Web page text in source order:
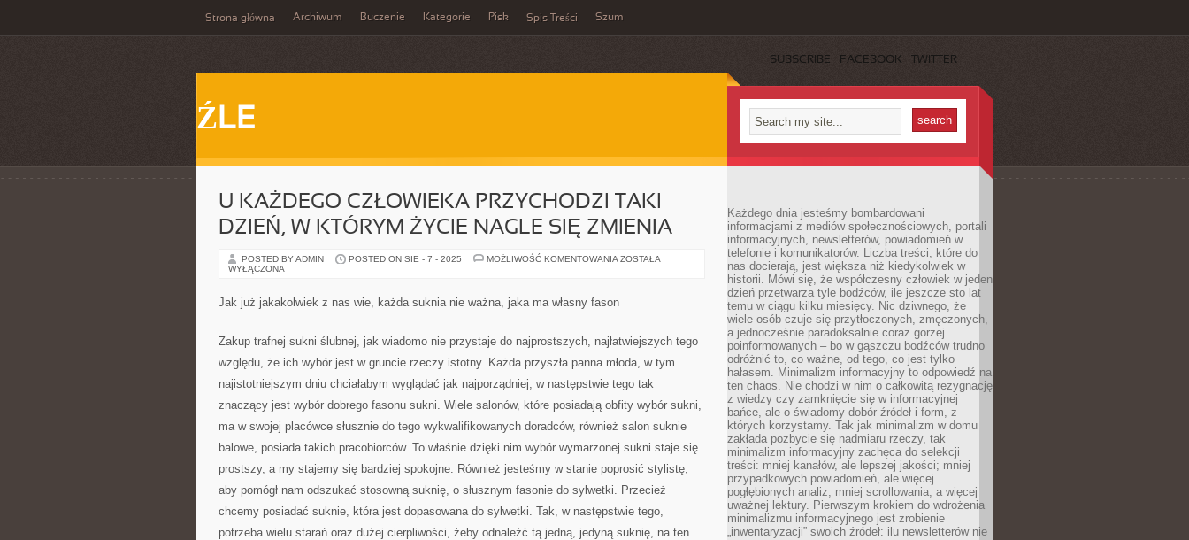
Strona główna Archiwum Buczenie Kategorie Pisk Spis Treści Szum
SUBSCRIBE FACEBOOK TWITTER
ŹLE
U KAŻDEGO CZŁOWIEKA PRZYCHODZI TAKI
DZIEŃ, W KTÓRYM ŻYCIE NAGLE SIĘ ZMIENIA
POSTED BY ADMIN POSTED ON SIE - 7 - 2025 MOŻLIWOŚĆ KOMENTOWANIA U
ŻYCIE
NAGLE
ZMIENIA
ZOSTAŁA
WYŁĄCZONA
Jak już jakakolwiek z nas wie, każda suknia nie ważna, jaka ma własny fason
Zakup trafnej sukni ślubnej, jak wiadomo nie przystaje do najprostszych, najłatwiejszych tego
względu, że ich wybór jest w gruncie rzeczy istotny. Każda przyszła panna młoda, w tym
najistotniejszym dniu chciałabym wyglądać jak najporządniej, w następstwie tego tak
znaczący jest wybór dobrego fasonu sukni. Wiele salonów, które posiadają obfity wybór sukni,
ma w swojej placówce słusznie do tego wykwalifikowanych doradców, również salon suknie
balowe, posiada takich pracobiorców. To właśnie dzięki nim wybór wymarzonej sukni staje się
prostszy, a my stajemy się bardziej spokojne. Również jesteśmy w stanie poprosić stylistę,
aby pomógł nam odszukać stosowną suknię, o słusznym fasonie do sylwetki. Przecież
chcemy posiadać suknie, która jest dopasowana do sylwetki. Tak, w następstwie tego,
potrzeba wielu starań oraz dużej cierpliwości, żeby odnaleźć tą jedną, jedyną suknię, na ten
Każdego dnia jesteśmy bombardowani
informacjami z mediów społecznościowych, portali
informacyjnych, newsletterów, powiadomień w
telefonie i komunikatorów. Liczba treści, które do
nas docierają, jest większa niż kiedykolwiek w
historii. Mówi się, że współczesny człowiek w jeden
dzień przetwarza tyle bodźców, ile jeszcze sto lat
temu w ciągu kilku miesięcy. Nic dziwnego, że
wiele osób czuje się przytłoczonych, zmęczonych,
a jednocześnie paradoksalnie coraz gorzej
poinformowanych – bo w gąszczu bodźców trudno
odróżnić to, co ważne, od tego, co jest tylko
hałasem. Minimalizm informacyjny to odpowiedź na
ten chaos. Nie chodzi w nim o całkowitą rezygnację
z wiedzy czy zamknięcie się w informacyjnej
bańce, ale o świadomy dobór źródeł i form, z
których korzystamy. Tak jak minimalizm w domu
zakłada pozbycie się nadmiaru rzeczy, tak
minimalizm informacyjny zachęca do selekcji
treści: mniej kanałów, ale lepszej jakości; mniej
przypadkowych powiadomień, ale więcej
pogłębionych analiz; mniej scrollowania, a więcej
uważnej lektury. Pierwszym krokiem do wdrożenia
minimalizmu informacyjnego jest zrobienie
„inwentaryzacji” swoich źródeł: ilu newsletterów nie